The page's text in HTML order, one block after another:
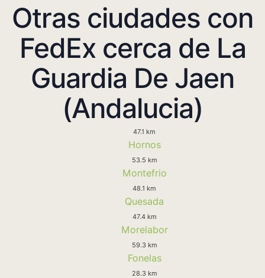
Otras ciudades con
FedEx cerca de La
Guardia De Jaen
(Andalucia)
47.1 km
Hornos
53.5 km
Montefrio
48.1 km
Quesada
47.4 km
Morelabor
59.3 km
Fonelas
28.3 km